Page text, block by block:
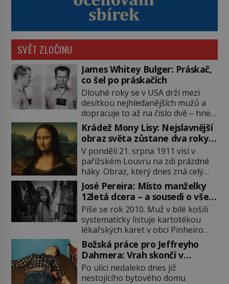
SVĚT ZLOČINU
James Whitey Bulger: Práskač,
co šel po práskačích
Dlouhé roky se v USA drží mezi
desítkou nejhledanějších mužů a
dopracuje to až na číslo dvě – hned
po Usámovi bin Ládinovi (1957–
2011). To je James „Whitey“ Bulger
(1929–2018) viněný ze spoluúčasti
na 19 vraždách, vydírání a lichvy. A
samozřejmě, krom toho je ještě
drogový dealer, který neváhá
odstranit z cesty všechny práskače,
zatímco […]
Krádež Mony Lisy: Nejslavnější
obraz světa zůstane dva roky
nezvěstný
V pondělí 21. srpna 1911 visí v
pařížském Louvru na zdi prázdné
háky. Obraz, který dnes zná celý
svět, je pryč. Zpočátku si nikdo
nemyslí, že jde o krádež.
Zaměstnanci jsou přesvědčeni, že
Mona Lisa je jen v restaurátorské
dílně nebo u fotografa. Když se
ukáže pravda, propukne jeden z
největších honů na zloděje v […]
José Pereira: Místo manželky
12letá dcera – a sousedi o všem
vědí!
Píše se rok 2010. Muž v bílé košili
systematicky listuje kartotékou
lékařských karet v obci Pinheiro
ležící asi 20 kilometrů od farmy s
podivínským majitelem. Něco tu
nesedí. Ledaže… Ledaže by ta
mladá dívka z farmy byla ne
manželkou, ale dcerou – a všechny
Božská práce pro Jeffreyho
Dahmera: Vrah skončí v
tratolišti krve ve vězeňských
umývárnách
Po ulici nedaleko dnes již
nestojícího bytového domu